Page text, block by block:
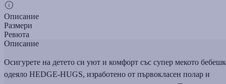
Описание
Размери
Ревюта
Описание
Осигурете на детето си уют и комфорт със супер мекото
одеяло HEDGE-HUGS, изработено от първокласен полар и